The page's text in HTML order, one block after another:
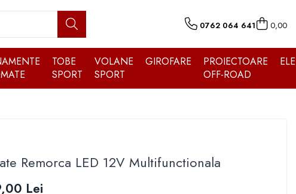
0762 064 641 0,00
TOBE
SPORT
VOLANE
SPORT
GIROFARE
PROIECTOARE
OFF-ROAD
Remorca LED 12V Multifunctionala
Lei